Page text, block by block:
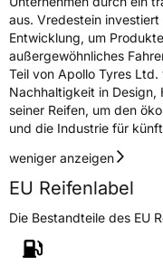
Allgemeine
HerstellerkontaktApollo
370
aus. Vredestein
Entwicklung, um
außergewöhnliches
Teil von Apollo Tyres
Nachhaltigkeit in Design,
seiner Reifen, um den
und die Industrie für
weniger anzeigen
EU Reifenlabel
Die Bestandteile des EU